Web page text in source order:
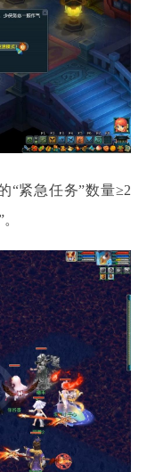
“紧急任务”数量≥2